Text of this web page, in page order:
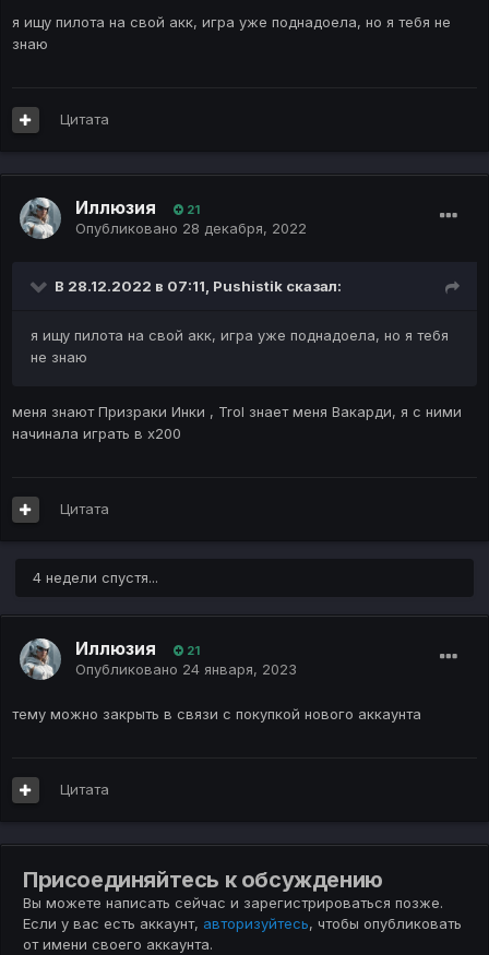
я ищу пилота на свой акк, игра уже поднадоела, но я тебя не
знаю
Цитата
Иллюзия 21
Опубликовано 28 декабря, 2022
В 28.12.2022 в 07:11, Pushistik сказал:
я ищу пилота на свой акк, игра уже поднадоела, но я тебя
не знаю
меня знают Призраки Инки , Trol знает меня Вакарди, я с ними
начинала играть в х200
Цитата
4 недели спустя...
Иллюзия 21
Опубликовано 24 января, 2023
тему можно закрыть в связи с покупкой нового аккаунта
Цитата
Присоединяйтесь к обсуждению
Вы можете написать сейчас и зарегистрироваться позже.
Если у вас есть аккаунт, авторизуйтесь, чтобы опубликовать
от имени своего аккаунта.